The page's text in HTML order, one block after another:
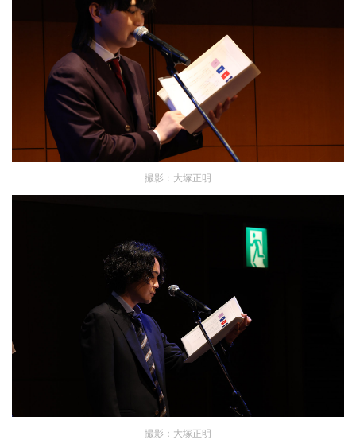
撮影：大塚正明
撮影：大塚正明